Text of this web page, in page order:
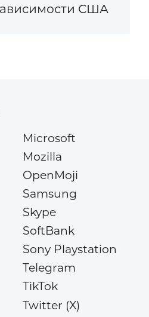
США
Microsoft
Mozilla
OpenMoji
Samsung
Skype
SoftBank
Sony Playstation
Telegram
TikTok
Twitter (X)